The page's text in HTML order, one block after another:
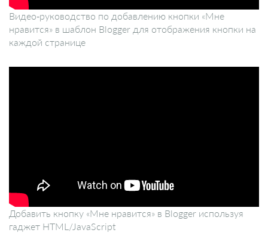
Видео-руководство по добавлению кнопки «Мне
нравится» в шаблон Blogger для отображения кнопки на
каждой странице
Добавить кнопку «Мне нравится» в Blogger используя
гаджет HTML/JavaScript